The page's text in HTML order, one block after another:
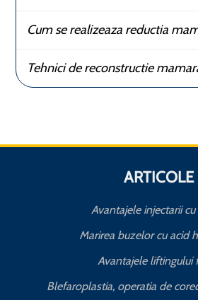
Cum se realizeaza reductia
Tehnici de reconstructie
ARTICOLE
Avantajele injectarii
Marirea buzelor cu acid
Avantajele liftingului
Blefaroplastia, operatia de